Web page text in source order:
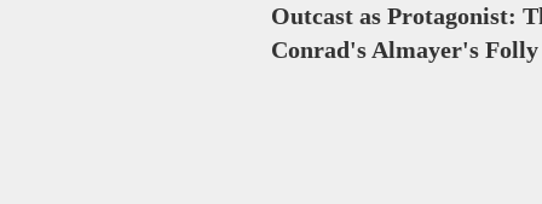
Outcast as Protagonist:
Conrad's Almayer's Folly